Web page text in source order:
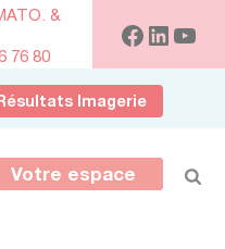
&
76 80
Imagerie
Votre espace